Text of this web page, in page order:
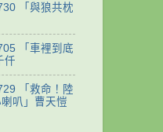
「與狼共枕
「車裡到底
仟
「救命！陸
叭」曹天愷